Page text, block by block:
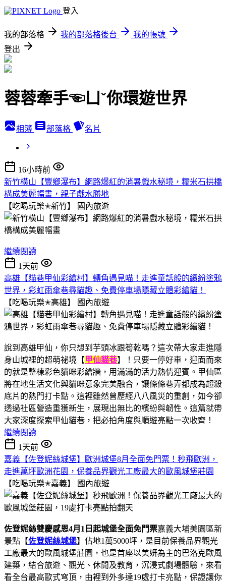
登入
我的部落格 我的部落格後台
我的帳號
登出
蓉蓉牽手☜ㄩˇ你環遊世界
相簿 部落格 名片
16小時前
新竹橫山【豐鄉瀑布】網路爆紅的消暑戲水秘境，糯米石拱橋
構成美麗幅畫，親子戲水勝地
【吃喝玩樂✭新竹】
國內旅遊
繼續閱讀
1天前
高雄【貓巷甲仙彩繪村】轉角遇見喵！走進童話般的繽紛塗鴉
世界，彩虹雨傘巷尋貓趣、免費停車場隱藏立體彩繪貓！
【吃喝玩樂✭高雄】
國內旅遊
說到高雄甲仙，你只想到芋頭冰跟筍乾嗎？這次帶大家走進隱
身山城裡的超萌祕境【甲仙貓巷】！只要一停好車，迎面而來
的就是整棟彩色貓咪彩繪牆，用滿滿的活力熱情迎賓。甲仙區
將在地生活文化與貓咪意象完美融合，讓條條巷弄都成為超殺
底片的熱門打卡點。這裡雖然曾歷經八八風災的重創，如今卻
透過社區營造重獲新生，展現出無比的繽紛與韌性。這篇就帶
大家深度探索甲仙貓巷，把必拍角度與順遊亮點一次收齊！
繼續閱讀
1天前
嘉義【佐登妮絲城堡】歐洲城堡8月全面免門票！秒飛歐洲，
走進萬坪歐洲花園，保養品界觀光工廠最大的歐風城堡莊園
【吃喝玩樂✭嘉義】
國內旅遊
佐登妮絲雙慶感恩4月1日起城堡全面免門票嘉義大埔美園區新
景點【佐登妮絲城堡】佔地1萬5000坪，是目前保養品界觀光
工廠最大的歐風城堡莊園，也是首座以美妍為主的巴洛克歐風
建築，結合旅遊、觀光、休閒及教育，沉浸式劇場體驗，來看
看全台最高歐式穹頂，由裡到外多達19處打卡亮點，保證讓你